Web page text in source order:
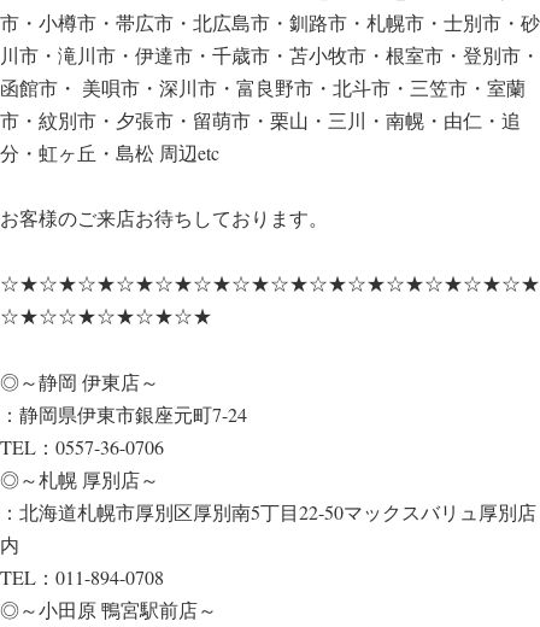
市・小樽市・帯広市・北広島市・釧路市・札幌市・士別市・砂
川市・滝川市・伊達市・千歳市・苫小牧市・根室市・登別市・
函館市・ 美唄市・深川市・富良野市・北斗市・三笠市・室蘭
市・紋別市・夕張市・留萌市・栗山・三川・南幌・由仁・追
分・虹ヶ丘・島松 周辺etc
お客様のご来店お待ちしております。
☆★☆★☆★☆★☆★☆★☆★☆★☆★☆★☆★☆★☆★☆★
☆★☆☆★☆★☆★☆★
◎～静岡 伊東店～
：静岡県伊東市銀座元町7-24
TEL：0557-36-0706
◎～札幌 厚別店～
：北海道札幌市厚別区厚別南5丁目22-50マックスバリュ厚別店
内
TEL：011-894-0708
◎～小田原 鴨宮駅前店～